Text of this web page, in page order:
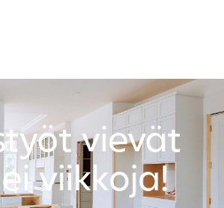
vievät
viikkoja!